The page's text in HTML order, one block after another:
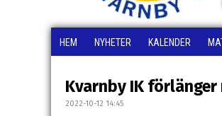
HEM NYHETER KALENDER
Kvarnby IK
2022-10-12 14:45